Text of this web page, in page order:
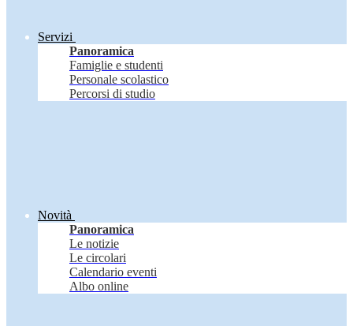
Servizi
Panoramica
Famiglie e studenti
Personale scolastico
Percorsi di studio
Novità
Panoramica
Le notizie
Le circolari
Calendario eventi
Albo online